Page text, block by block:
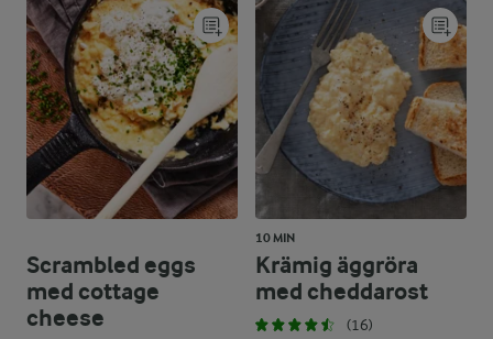
Scrambled eggs
med cottage
cheese
10 MIN
Krämig äggröra
med cheddarost
(16)